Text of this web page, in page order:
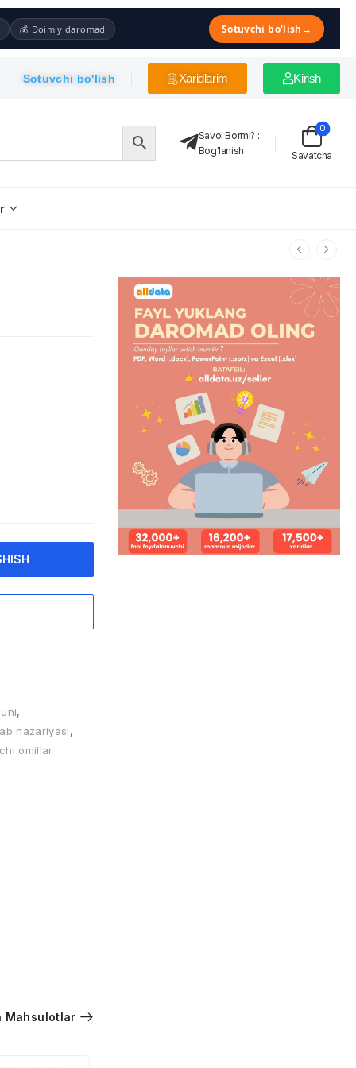
💰 Doimiy daromad Sotuvchi bo'lish →
Sotuvchi bo'lish Xaridlarim Kirish
Savol Bormi? :
Bog'lanish
Savatcha
0
,
nazariyasi,
omillar
Mahsulotlar